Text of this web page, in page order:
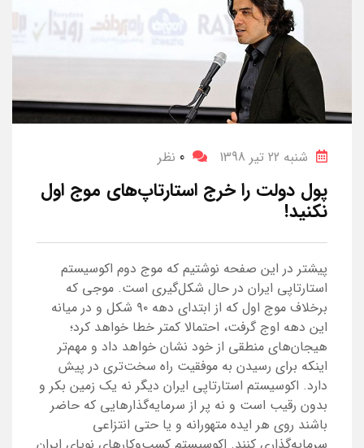
شنبه 22 تیر 1398 0 نظر
پول دولت را خرج استارتاپ‌های موج اول
نکنید!
پیشتر در این صفحه نوشتیم که موج دوم اکوسیستم
استارتاپی ایران در حال شکل‌گیری است. موجی که
برخلاف موج اول که از ابتدای دهه ۹۰ شکل و در میانه
این دهه اوج گرفت، احتمالا کمتر خطا خواهد کرد؛
هیجان‌های منطقی از خود نشان خواهد داد و مهم‌تر
اینکه برای رسیدن به موفقیت راه سخت‌تری در پیش
دارد. اکوسیستم استارتاپی ایران دیگر نه یک زمین بکر و
بدون رقیب است و نه پر از سرمایه‌گذارهایی که حاضر
باشند روی هر ایده متهورانه و یا حتی انتزاعی